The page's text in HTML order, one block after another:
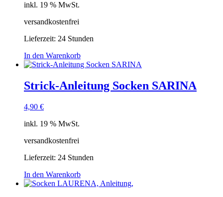
inkl. 19 % MwSt.
versandkostenfrei
Lieferzeit: 24 Stunden
In den Warenkorb
Strick-Anleitung Socken SARINA
4,90 €
inkl. 19 % MwSt.
versandkostenfrei
Lieferzeit: 24 Stunden
In den Warenkorb